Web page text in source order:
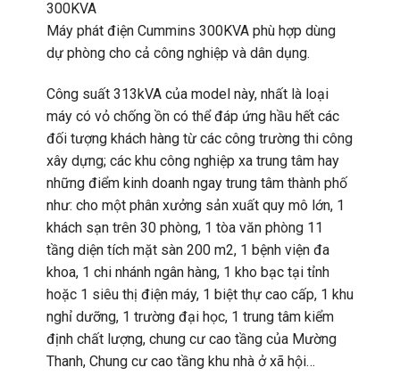
300KVA
Máy phát điện Cummins 300KVA phù hợp dùng
dự phòng cho cả công nghiệp và dân dụng.
Công suất 313kVA của model này, nhất là loại
máy có vỏ chống ồn có thể đáp ứng hầu hết các
đối tượng khách hàng từ các công trường thi công
xây dựng; các khu công nghiệp xa trung tâm hay
những điểm kinh doanh ngay trung tâm thành phố
như: cho một phân xưởng sản xuất quy mô lớn, 1
khách sạn trên 30 phòng, 1 tòa văn phòng 11
tầng diện tích mặt sàn 200 m2, 1 bệnh viện đa
khoa, 1 chi nhánh ngân hàng, 1 kho bạc tại tỉnh
hoặc 1 siêu thị điện máy, 1 biệt thự cao cấp, 1 khu
nghỉ dưỡng, 1 trường đại học, 1 trung tâm kiểm
định chất lượng, chung cư cao tầng của Mường
Thanh, Chung cư cao tầng khu nhà ở xã hội…